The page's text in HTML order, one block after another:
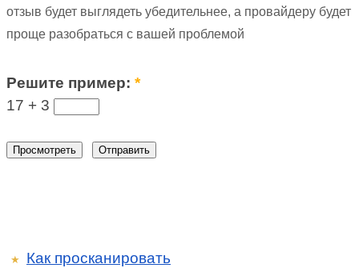
отзыв будет выглядеть убедительнее, а провайдеру будет
проще разобраться с вашей проблемой
Решите пример:*
17 + 3
★
Как просканировать